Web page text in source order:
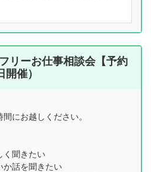
リーお仕事相談会【予約
催）
にお越しください。
く聞きたい
話を聞きたい